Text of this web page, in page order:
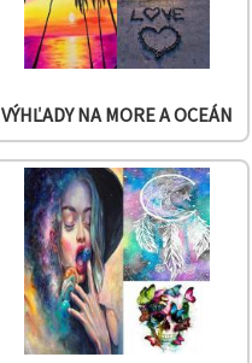
VÝHĽADY NA MORE A OCEÁN